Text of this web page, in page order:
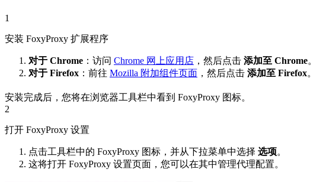
1
安装 FoxyProxy 扩展程序
对于 Chrome ：访问 Chrome 网上应用店 ，然后点击 添加至 Chrome。
对于 Firefox ：前往 Mozilla 附加组件页面 ，然后点击 添加至 Firefox。
安装完成后，您将在浏览器工具栏中看到 FoxyProxy 图标。
2
打开 FoxyProxy 设置
点击工具栏中的 FoxyProxy 图标，并从下拉菜单中选择 选项。
这将打开 FoxyProxy 设置页面，您可以在其中管理代理配置。